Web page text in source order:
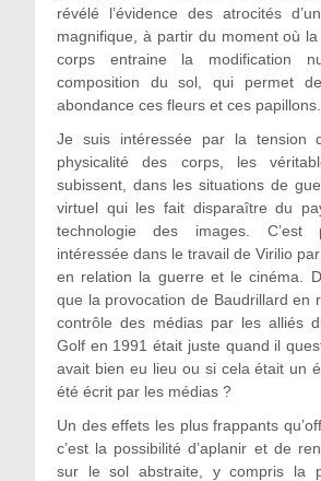
révélé l’évidence des atrocités
magnifique, à partir du moment où
corps entraine la modification
composition du sol, qui permet
abondance ces fleurs et ces papillons.
Je suis intéressée par la tension
physicalité des corps, les
subissent, dans les situations de
virtuel qui les fait disparaître du
technologie des images. C’est
intéressée dans le travail de Virilio
en relation la guerre et le cinéma.
que la provocation de Baudrillard en
contrôle des médias par les alliés
Golf en 1991 était juste quand il
avait bien eu lieu ou si cela était un
été écrit par les médias ?
Un des effets les plus frappants
c’est la possibilité d’aplanir et de
sur le sol abstraite, y compris la